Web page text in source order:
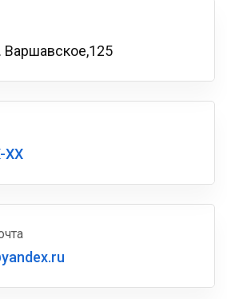
Варшавское,125
XX